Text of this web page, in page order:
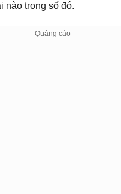
nào trong số đó.